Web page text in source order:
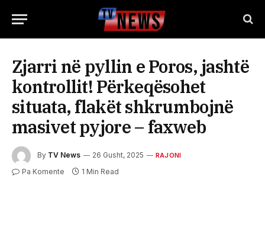
Zjarri në pyllin e Poros, jashtë
kontrollit! Përkeqësohet
situata, flakët shkrumbojnë
masivet pyjore – faxweb
By TV News 26 Gusht, 2025 RAJONI
Pa Komente 1 Min Read